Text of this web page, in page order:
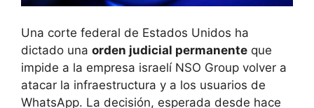
Una corte federal de Estados Unidos ha
dictado una orden judicial permanente que
impide a la empresa israelí NSO Group volver a
atacar la infraestructura y a los usuarios de
WhatsApp. La decisión, esperada desde hace